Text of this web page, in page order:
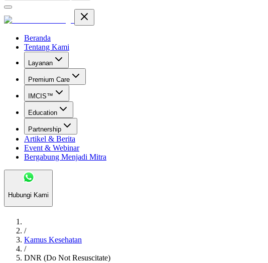
Beranda
Tentang Kami
Layanan
Premium Care
IMCIS™
Education
Partnership
Artikel & Berita
Event & Webinar
Bergabung Menjadi Mitra
Hubungi Kami
/
Kamus Kesehatan
/
DNR (Do Not Resuscitate)